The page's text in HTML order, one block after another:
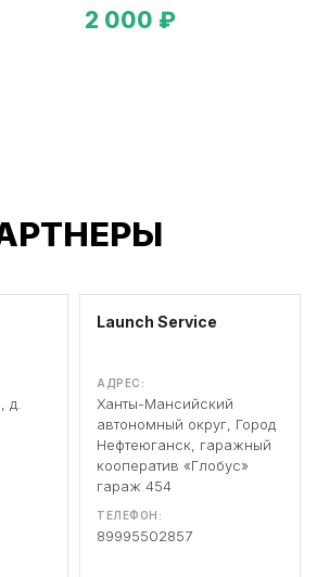
2 000 ₽
д.
Launch Service
АДРЕС:
Ханты-Мансийский
автономный округ, Город
Нефтеюганск, гаражный
кооператив «Глобус»
гараж 454
ТЕЛЕФОН:
89995502857